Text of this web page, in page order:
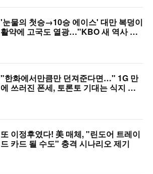
'눈물의 첫승→10승 에이스' 대만 복덩이
활약에 고국도 열광…"KBO 새 역사 썼
"한화에서만큼만 던져준다면…" 1G 만
에 쓰러진 폰세, 토론토 기대는 식지 않
또 이정후였다! 美 매체, "린도어 트레이
드 카드 될 수도" 충격 시나리오 제기